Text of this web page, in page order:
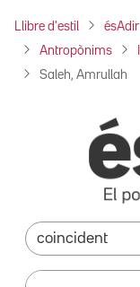
Llibre d'estil ésAdir
Antropònims
Saleh, Amrullah